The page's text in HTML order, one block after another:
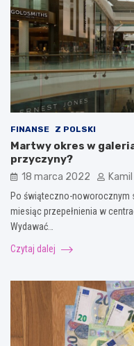
FINANSE Z POLSKI
Martwy okres w
przyczyny?
18 marca 2022
Po świąteczno-noworocznym
miesiąc przepełnienia w
Wydawać…
Czytaj dalej